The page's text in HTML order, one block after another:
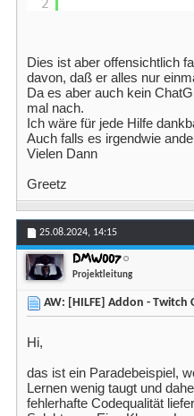
2
Dies ist aber offensichtlich
davon, daß er alles nur
Da es aber auch kein
mal nach.
Ich wäre für jede Hilfe
Auch falls es irgendwie
Vielen Dann
Greetz
25.08.2024, 14:15
DMW007
Projektleitung
AW: [HILFE] Addon - Twitch
Hi,
das ist ein Paradebeispiel,
Lernen wenig taugt und
fehlerhafte Codequalität